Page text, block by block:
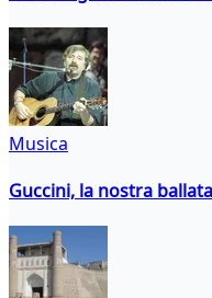
Musica
Guccini, la nostra